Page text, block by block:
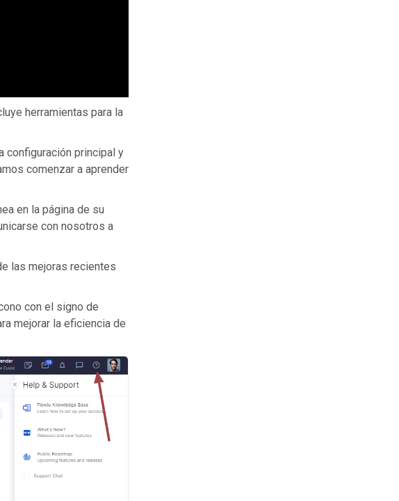
herramientas para la
configuración principal y
comenzar a aprender
en la página de su
con nosotros a
las mejoras recientes
con el signo de
mejorar la eficiencia de